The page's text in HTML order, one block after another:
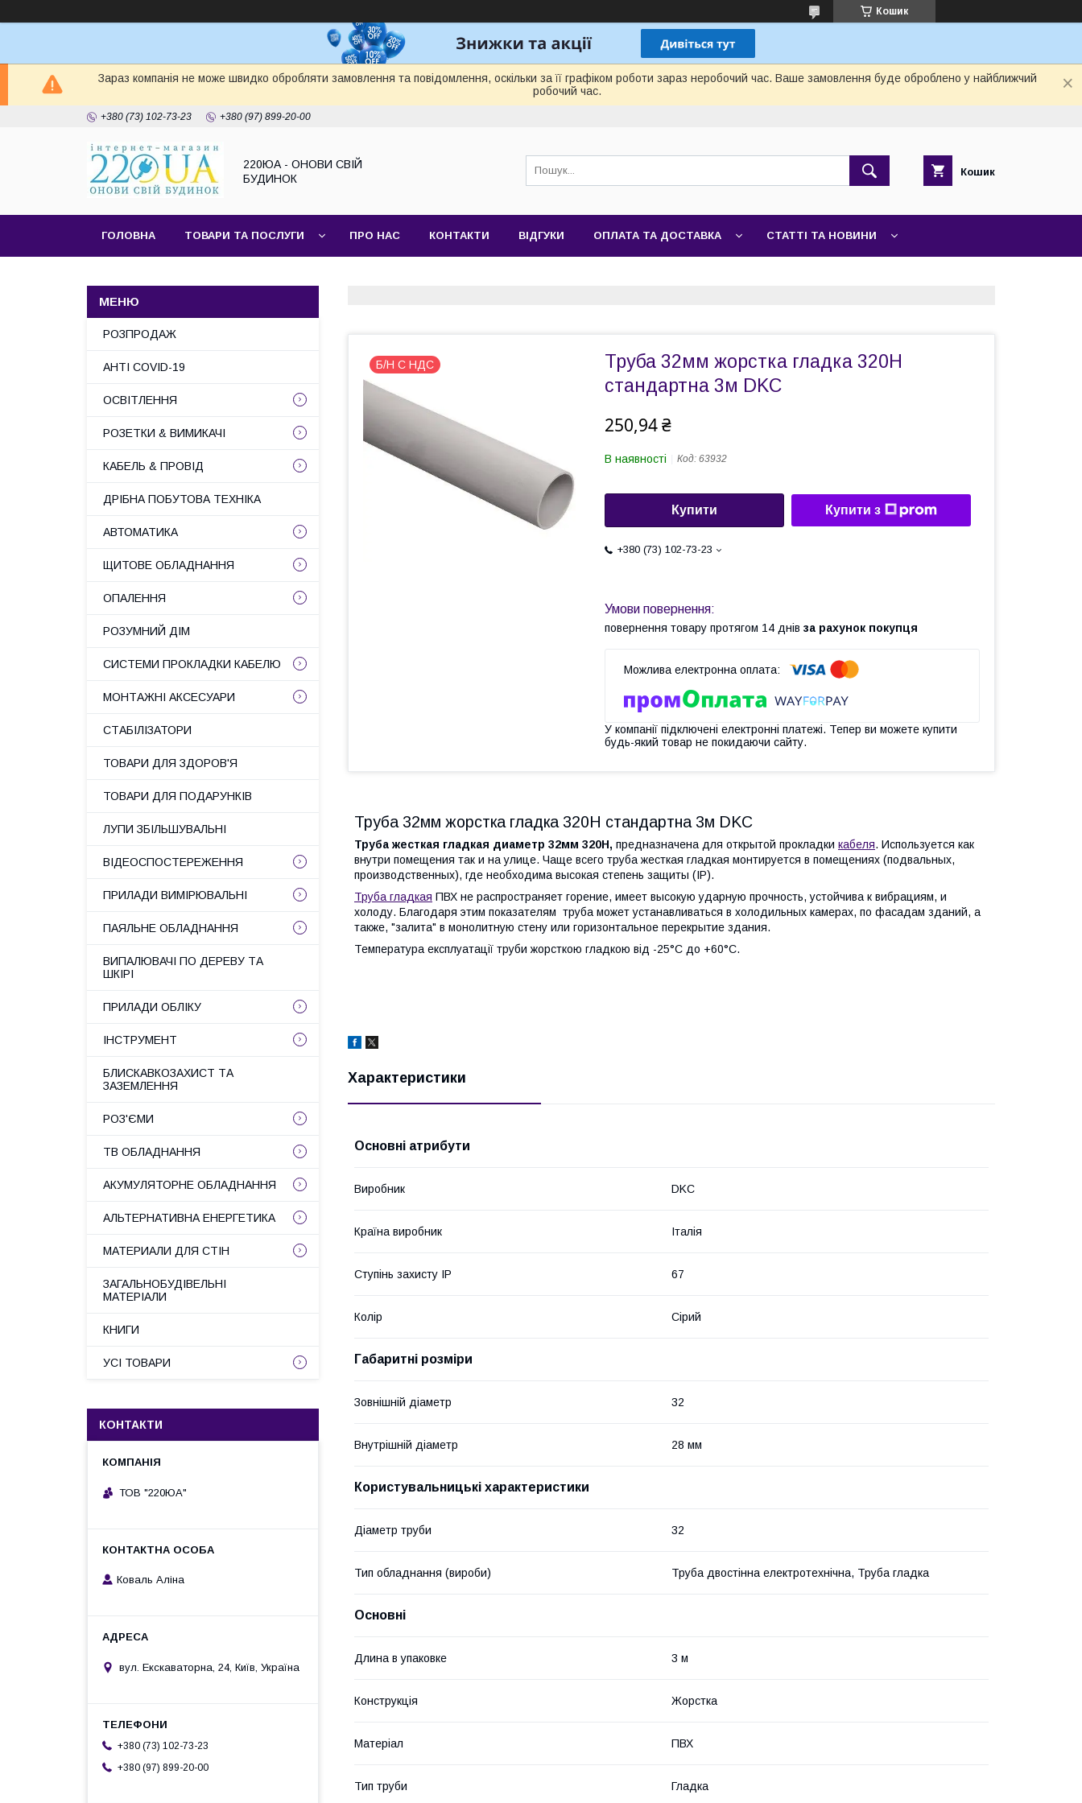
Кошик
Зараз компанія не може швидко обробляти замовлення та повідомлення, оскільки за її графіком роботи зараз неробочий час. Ваше замовлення буде оброблено у найближчий
робочий час.
+380 (73) 102-73-23 +380 (97) 899-20-00
220ЮА - ОНОВИ СВІЙ
БУДИНОК
Кошик
ГОЛОВНА ТОВАРИ ТА ПОСЛУГИ ПРО НАС КОНТАКТИ ВІДГУКИ ОПЛАТА ТА ДОСТАВКА СТАТТІ ТА НОВИНИ
Б/Н С НДС
Труба 32мм жорстка гладка 320Н
стандартна 3м DKC
250,94 ₴
В наявності Код: 63932
Купити Купити з
+380 (73) 102-73-23
повернення товару протягом 14 днів за рахунок покупця
У компанії підключені електронні платежі. Тепер ви можете купити
будь-який товар не покидаючи сайту.
Труба 32мм жорстка гладка 320Н стандартна 3м DKC
Труба жесткая гладкая диаметр 32мм 320Н, предназначена для открытой прокладки кабеля. Используется как
внутри помещения так и на улице. Чаще всего труба жесткая гладкая монтируется в помещениях (подвальных,
производственных), где необходима высокая степень защиты (IP).
Труба гладкая ПВХ не распространяет горение, имеет высокую ударную прочность, устойчива к вибрациям, и
холоду. Благодаря этим показателям труба может устанавливаться в холодильных камерах, по фасадам зданий, а
также, "залита" в монолитную стену или горизонтальное перекрытие здания.
Температура експлуатації труби жорсткою гладкою від -25°С до +60°С.
Характеристики
Основні атрибути
Виробник DKC
Країна виробник Італія
Ступінь захисту IP 67
Колір Сірий
Габаритні розміри
Зовнішній діаметр 32
Внутрішній діаметр 28 мм
Користувальницькі характеристики
Діаметр труби 32
Тип обладнання (вироби) Труба двостінна електротехнічна, Труба гладка
Основні
Длина в упаковке 3 м
Конструкція Жорстка
Матеріал ПВХ
Тип труби Гладка
РОЗПРОДАЖ
АНТІ COVID-19
ОСВІТЛЕННЯ
РОЗЕТКИ & ВИМИКАЧІ
КАБЕЛЬ & ПРОВІД
ДРІБНА ПОБУТОВА ТЕХНІКА
АВТОМАТИКА
ЩИТОВЕ ОБЛАДНАННЯ
ОПАЛЕННЯ
РОЗУМНИЙ ДІМ
СИСТЕМИ ПРОКЛАДКИ КАБЕЛЮ
МОНТАЖНІ АКСЕСУАРИ
СТАБІЛІЗАТОРИ
ТОВАРИ ДЛЯ ЗДОРОВ'Я
ТОВАРИ ДЛЯ ПОДАРУНКІВ
ЛУПИ ЗБІЛЬШУВАЛЬНІ
ВІДЕОСПОСТЕРЕЖЕННЯ
ПРИЛАДИ ВИМІРЮВАЛЬНІ
ПАЯЛЬНЕ ОБЛАДНАННЯ
ВИПАЛЮВАЧІ ПО ДЕРЕВУ ТА
ШКІРІ
ПРИЛАДИ ОБЛІКУ
ІНСТРУМЕНТ
БЛИСКАВКОЗАХИСТ ТА
ЗАЗЕМЛЕННЯ
РОЗ'ЄМИ
ТВ ОБЛАДНАННЯ
АКУМУЛЯТОРНЕ ОБЛАДНАННЯ
АЛЬТЕРНАТИВНА ЕНЕРГЕТИКА
МАТЕРИАЛИ ДЛЯ СТІН
ЗАГАЛЬНОБУДІВЕЛЬНІ
МАТЕРІАЛИ
КНИГИ
УСІ ТОВАРИ
КОНТАКТИ
ТОВ "220ЮА"
Коваль Аліна
вул. Екскаваторна, 24, Київ, Україна
+380 (73) 102-73-23
+380 (97) 899-20-00